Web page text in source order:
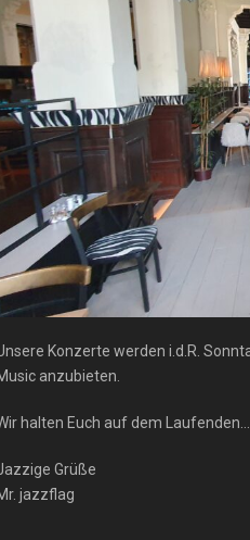
Konzerte werden i.d.R.
anzubieten.
halten Euch auf dem Laufenden…
Grüße
jazzflag